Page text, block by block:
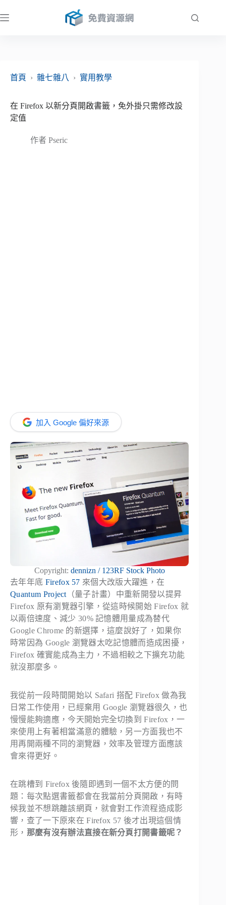
至
首頁
› 雜七雜八 › 實用教學
在 Firefox 以新分頁開啟書籤，免外掛只需修改設
定值
作者 Pseric
加入 Google 偏好來源
Copyright: dennizn / 123RF Stock Photo
去年年底 Firefox 57 來個大改版大躍進，在
Quantum Project （量子計畫）中重新開發以提昇
Firefox 原有瀏覽器引擎，從這時候開始 Firefox 就
以兩倍速度、減少 30% 記憶體用量成為替代
Google Chrome 的新選擇，這麼說好了，如果你
時常因為 Google 瀏覽器太吃記憶體而造成困擾，
Firefox 確實能成為主力，不過相較之下擴充功能
就沒那麼多。
我從前一段時間開始以 Safari 搭配 Firefox 做為我
日常工作使用，已經棄用 Google 瀏覽器很久，也
慢慢能夠適應，今天開始完全切換到 Firefox，一
來使用上有著相當滿意的體驗，另一方面我也不
用再開兩種不同的瀏覽器，效率及管理方面應該
會來得更好。
在跳槽到 Firefox 後隨即遇到一個不太方便的問
題：每次點選書籤都會在我當前分頁開啟，有時
候我並不想跳離該網頁，就會對工作流程造成影
響，查了一下原來在 Firefox 57 後才出現這個情
形， 那麼有沒有辦法直接在新分頁打開書籤呢？